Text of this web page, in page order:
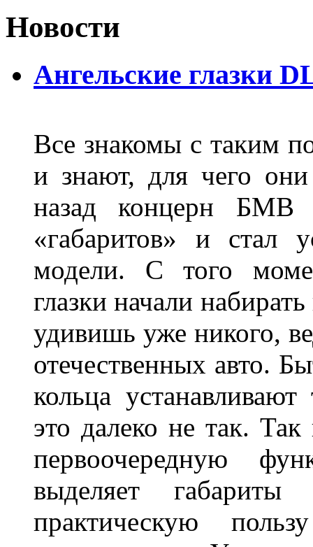
Новости
Ангельские глазки
Все знакомы с таким
и знают, для чего
назад концерн БМВ
«габаритов» и стал
модели. С того
глазки начали
удивишь уже никого,
отечественных авто.
кольца
это далеко не так. Так
первоочередную
выделяет
практическую